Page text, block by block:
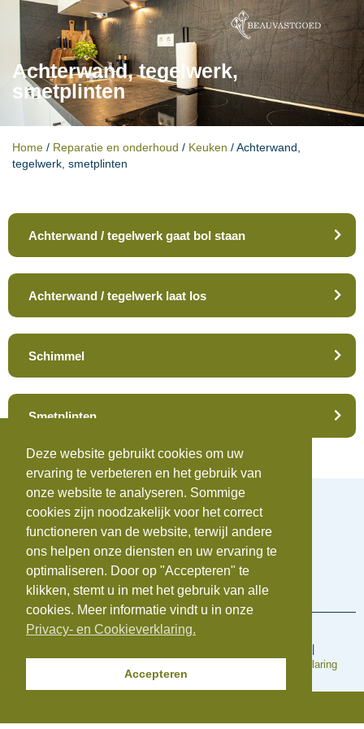
Achterwand, tegelwerk,
smetplinten
Home / Reparatie en onderhoud / Keuken / Achterwand,
tegelwerk, smetplinten
Achterwand / tegelwerk gaat bol staan
Achterwand / tegelwerk laat los
Schimmel
Smetplinten
Telefoonnummer:0172-742655
E-mail:info@beauvastgoed.nl
BTW:
NL.8633.39.281.B.01 |KvK: 84734876
Voorwaarden en regelingen
Privacyverklaring
Deze website gebruikt cookies om uw
ervaring te verbeteren en het gebruik van
onze website te analyseren. Sommige
cookies zijn noodzakelijk voor het correct
functioneren van de website, terwijl andere
ons helpen onze diensten en uw ervaring te
optimaliseren. Door op "Accepteren" te
klikken, stemt u in met het gebruik van alle
cookies. Meer informatie vindt u in onze
Privacy- en Cookieverklaring.
Accepteren